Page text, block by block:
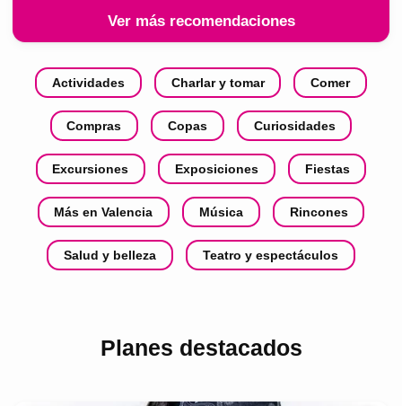
Ver más recomendaciones
Actividades Charlar y tomar Comer
Compras Copas Curiosidades
Excursiones Exposiciones Fiestas
Más en Valencia Música Rincones
Salud y belleza Teatro y espectáculos
Planes destacados